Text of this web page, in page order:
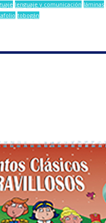
lenguaje y comunicación láminas
tobogán